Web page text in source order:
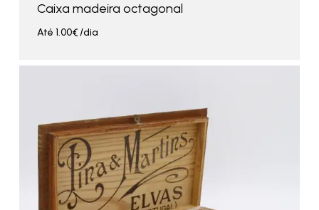
Caixa madeira octagonal
Até 1.00€/dia